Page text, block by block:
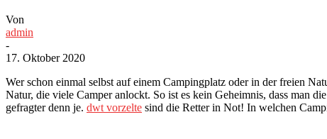
Von
admin
-
17. Oktober 2020
Wer schon einmal selbst auf einem Campingplatz oder in der freien
Natur, die viele Camper anlockt. So ist es kein Geheimnis, dass man
gefragter denn je. dwt vorzelte sind die Retter in Not! In welchen